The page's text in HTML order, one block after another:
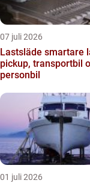
07 juli 2026
Lastsläde smartare lastning i
pickup, transportbil
personbil
01 juli 2026